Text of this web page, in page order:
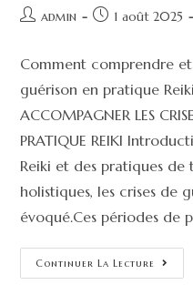
admin 1 août 2025
Comment comprendre
guérison en pratique Reiki
ACCOMPAGNER LES
PRATIQUE REIKI
Reiki et des pratiques de
holistiques, les crises de
évoqué.Ces périodes de
Continuer La Lecture